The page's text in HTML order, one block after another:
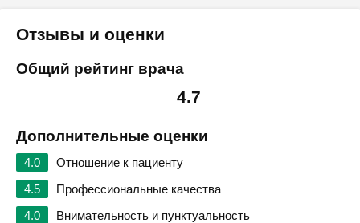
Отзывы и оценки
Общий рейтинг врача
4.7
Дополнительные оценки
4.0
Отношение к пациенту
4.5
Профессиональные качества
4.0
Внимательность и пунктуальность